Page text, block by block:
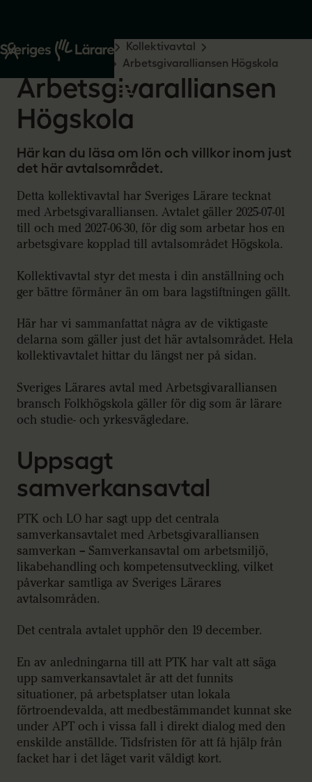
Start Råd och stöd
Kollektivavtal
Arbetsgivaralliansen
Arbetsgivaralliansen Högskola
Arbetsgivaralliansen
Högskola
Här kan du läsa om lön och villkor inom just
det här avtalsområdet.
Detta kollektivavtal har Sveriges Lärare tecknat
med Arbetsgivaralliansen. Avtalet gäller 2025-07-01
till och med 2027-06-30, för dig som arbetar hos en
arbetsgivare kopplad till avtalsområdet Högskola.
Kollektivavtal styr det mesta i din anställning och
ger bättre förmåner än om bara lagstiftningen gällt.
Här har vi sammanfattat några av de viktigaste
delarna som gäller just det här avtalsområdet. Hela
kollektivavtalet hittar du längst ner på sidan.
Sveriges Lärares avtal med Arbetsgivaralliansen
bransch Folkhögskola gäller för dig som är lärare
och studie- och yrkesvägledare.
Uppsagt
samverkansavtal
PTK och LO har sagt upp det centrala
samverkansavtalet med Arbetsgivaralliansen
samverkan – Samverkansavtal om arbetsmiljö,
likabehandling och kompetensutveckling, vilket
påverkar samtliga av Sveriges Lärares
avtalsområden.
Det centrala avtalet upphör den 19 december.
En av anledningarna till att PTK har valt att säga
upp samverkansavtalet är att det funnits
situationer, på arbetsplatser utan lokala
förtroendevalda, att medbestämmandet kunnat ske
under APT och i vissa fall i direkt dialog med den
enskilde anställde. Tidsfristen för att få hjälp från
facket har i det läget varit väldigt kort.